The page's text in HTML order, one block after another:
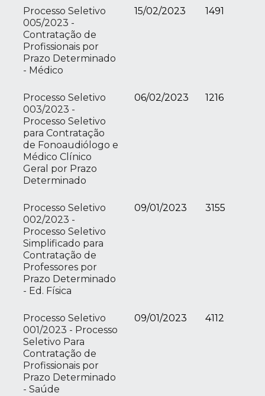
Processo Seletivo
005/2023 -
Contratação de
Profissionais por
Prazo Determinado
- Médico
15/02/2023 1491
Processo Seletivo
003/2023 -
Processo Seletivo
para Contratação
de Fonoaudiólogo e
Médico Clínico
Geral por Prazo
Determinado
06/02/2023 1216
Processo Seletivo
002/2023 -
Processo Seletivo
Simplificado para
Contratação de
Professores por
Prazo Determinado
- Ed. Física
09/01/2023 3155
Processo Seletivo
001/2023 - Processo
Seletivo Para
Contratação de
Profissionais por
Prazo Determinado
- Saúde
09/01/2023 4112